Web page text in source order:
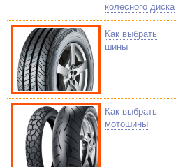
колесного диска
Как выбрать
шины
Как выбрать
мотошины